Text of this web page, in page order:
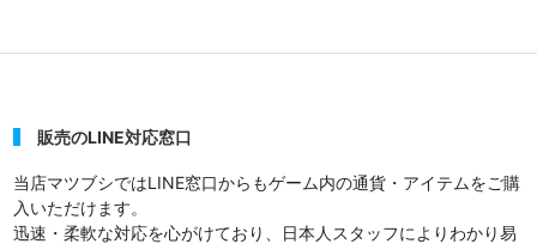
販売のLINE対応窓口
当店マツブシではLINE窓口からもゲーム内の通貨・アイテムをご購
入いただけます。
迅速・柔軟な対応を心がけており、日本人スタッフによりわかり易